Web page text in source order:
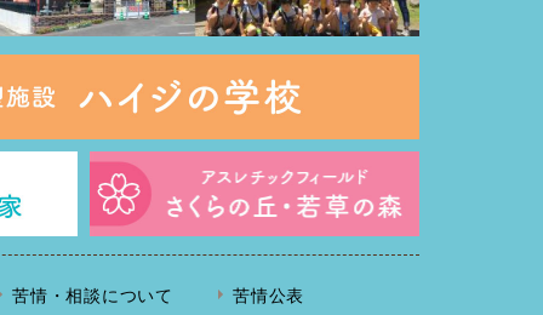
苦情・相談について 苦情公表